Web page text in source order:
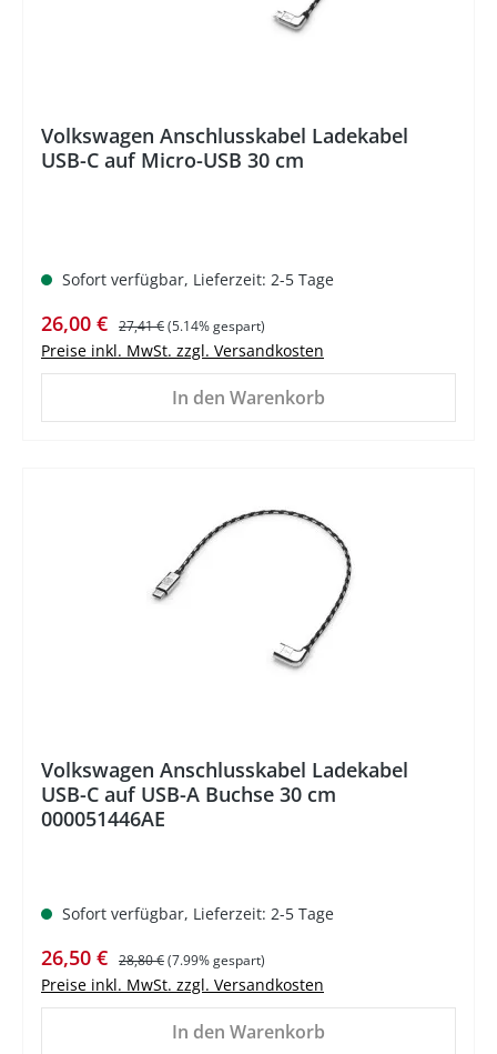
Volkswagen Anschlusskabel Ladekabel
USB-C auf Micro-USB 30 cm
Sofort verfügbar, Lieferzeit: 2-5 Tage
Verkaufspreis:
26,00 € Regulärer Preis:
27,41 €(5.14% gespart)
Preise inkl. MwSt. zzgl. Versandkosten
In den Warenkorb
Volkswagen Anschlusskabel Ladekabel
USB-C auf USB-A Buchse 30 cm
000051446AE
Sofort verfügbar, Lieferzeit: 2-5 Tage
Verkaufspreis:
26,50 € Regulärer Preis:
28,80 €(7.99% gespart)
Preise inkl. MwSt. zzgl. Versandkosten
In den Warenkorb